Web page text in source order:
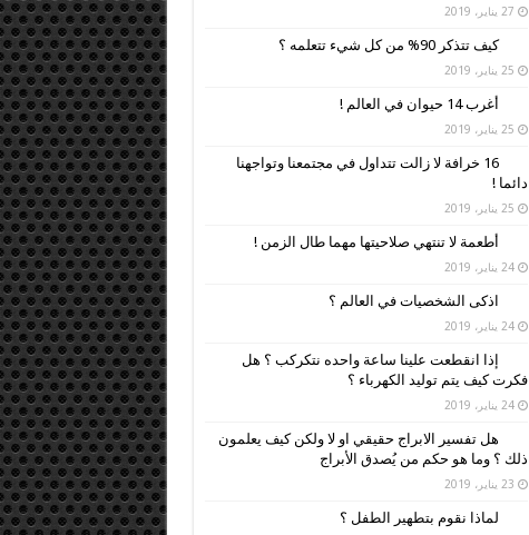
27 يناير، 2019
كيف تتذكر 90% من كل شيء تتعلمه ؟
25 يناير، 2019
أغرب 14 حيوان في العالم !
25 يناير، 2019
16 خرافة لا زالت تتداول في مجتمعنا وتواجهنا
دائما !
25 يناير، 2019
أطعمة لا تنتهي صلاحيتها مهما طال الزمن !
24 يناير، 2019
اذكى الشخصيات في العالم ؟
24 يناير، 2019
إذا انقطعت علينا ساعة واحده نتكركب ؟ هل
فكرت كيف يتم توليد الكهرباء ؟
24 يناير، 2019
هل تفسير الابراج حقيقي او لا ولكن كيف يعلمون
ذلك ؟ وما هو حكم من يُصدق الأبراج
23 يناير، 2019
لماذا نقوم بتطهير الطفل ؟